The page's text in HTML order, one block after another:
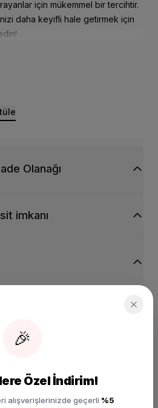
için mükemmel bir tercihtir.
daha keyifli hale getirmek için
Olanağı
imkanı
🎉
Özel İndirim!
alışverişlerinizde geçerli %5